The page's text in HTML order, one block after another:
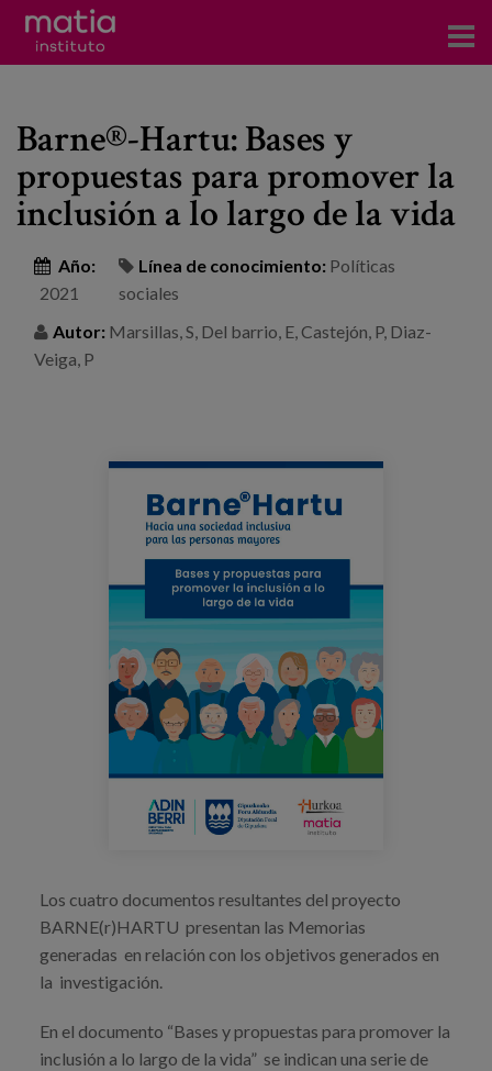
Investigación
Publicaciones
Consultoría
Formación
Trabaja con nosotros
Barne®-Hartu: Bases y
propuestas para promover la
inclusión a lo largo de la vida
Año:
2021
Línea de conocimiento: Políticas
sociales
Autor: Marsillas, S, Del barrio, E, Castejón, P, Diaz-
Veiga, P
Los cuatro documentos resultantes del proyecto
BARNE(r)HARTU presentan las Memorias
generadas en relación con los objetivos generados en
la investigación.
En el documento “Bases y propuestas para promover la
inclusión a lo largo de la vida” se indican una serie de